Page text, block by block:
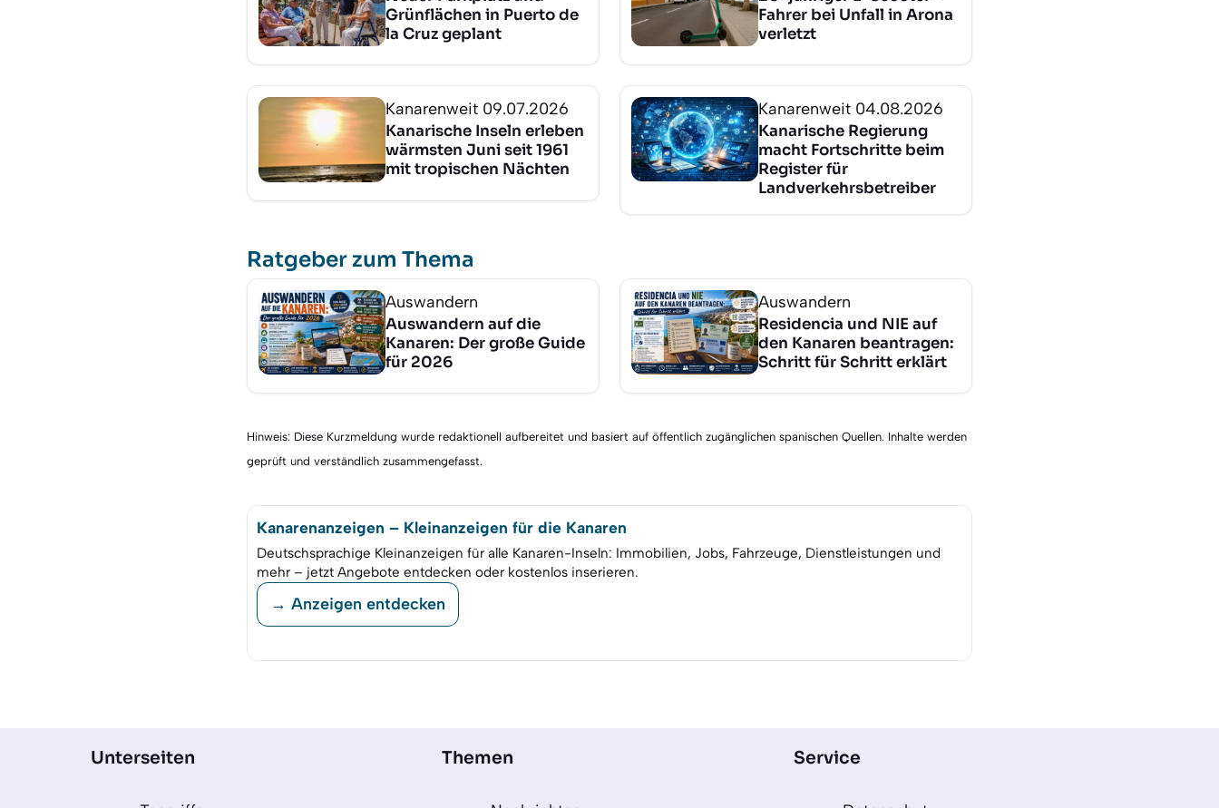
Grünflächen in Puerto de
la Cruz geplant
Fahrer bei Unfall in Arona
verletzt
Kanarenweit 09.07.2026
Kanarische Inseln erleben
wärmsten Juni seit 1961
mit tropischen Nächten
Kanarenweit 04.08.2026
Kanarische Regierung
macht Fortschritte beim
Register für
Landverkehrsbetreiber
Ratgeber zum Thema
Auswandern
Auswandern auf die
Kanaren: Der große Guide
für 2026
Auswandern
Residencia und NIE auf
den Kanaren beantragen:
Schritt für Schritt erklärt
Hinweis: Diese Kurzmeldung wurde redaktionell aufbereitet und basiert auf öffentlich zugänglichen spanischen Quellen. Inhalte werden
geprüft und verständlich zusammengefasst.
Kanarenanzeigen – Kleinanzeigen für die Kanaren
Deutschsprachige Kleinanzeigen für alle Kanaren-Inseln: Immobilien, Jobs, Fahrzeuge, Dienstleistungen und
mehr – jetzt Angebote entdecken oder kostenlos inserieren.
→ Anzeigen entdecken
Unterseiten Themen Service